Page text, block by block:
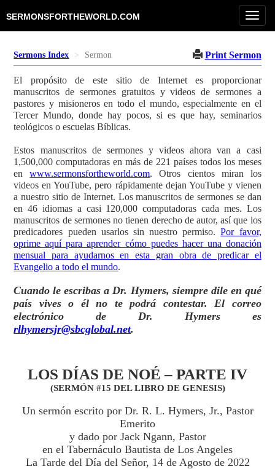
SERMONSFORTHEWORLD.COM
Sermons Index Sermon Print Sermon
El propósito de este sitio de Internet es proporcionar
manuscritos de sermones gratuitos y videos de sermones a
pastores y misioneros en todo el mundo, especialmente en el
Tercer Mundo, donde hay pocos, si es que hay, seminarios
teológicos o escuelas Bíblicas.
Estos manuscritos de sermones y videos ahora van a casi
1,500,000 computadoras en más de 221 países todos los meses
enwww.sermonsfortheworld.com. Otros cientos miran los
videos en YouTube, pero rápidamente dejan YouTube y vienen
a nuestro sitio de Internet. Los manuscritos de sermones se dan
en 46 idiomas a casi 120,000 computadoras cada mes. Los
manuscritos de sermones no tienen derecho de autor, así que los
predicadores pueden usarlos sin nuestro permiso.Por favor,
oprime aquí para aprender cómo puedes hacer una donación
mensual para ayudarnos en esta gran obra de predicar el
Evangelio a todo el mundo.
Cuando le escribas a Dr. Hymers, siempre dile en qué
país vives o él no te podrá contestar. El correo
electrónico de Dr. Hymers es
rlhymersjr@sbcglobal.net.
LOS DÍAS DE NOÉ – PARTE IV
(SERMÓN #15 DEL LIBRO DE GENESIS)
Un sermón escrito por Dr. R. L. Hymers, Jr., Pastor
Emerito
y dado por Jack Ngann, Pastor
en el Tabernáculo Bautista de Los Angeles
La Tarde del Día del Señor, 14 de Agosto de 2022